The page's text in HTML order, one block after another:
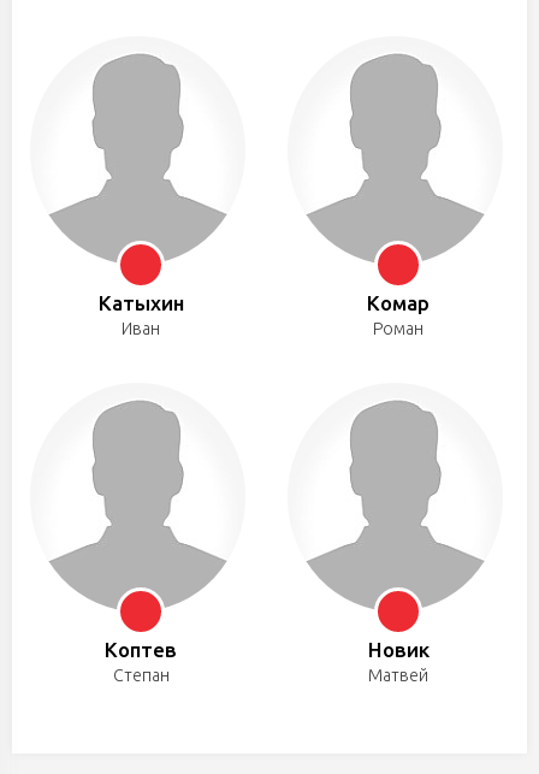
Катыхин
Иван
Комар
Роман
Коптев
Степан
Новик
Матвей